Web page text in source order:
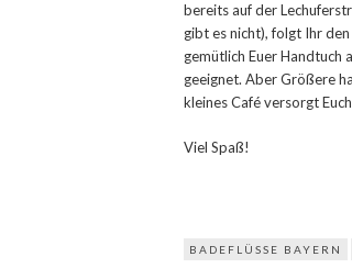
bereits auf der
gibt es nicht), folgt Ihr
gemütlich Euer Handtuch
geeignet. Aber Größere
kleines Café versorgt
Viel Spaß!
BADEFLÜSSE BAYERN